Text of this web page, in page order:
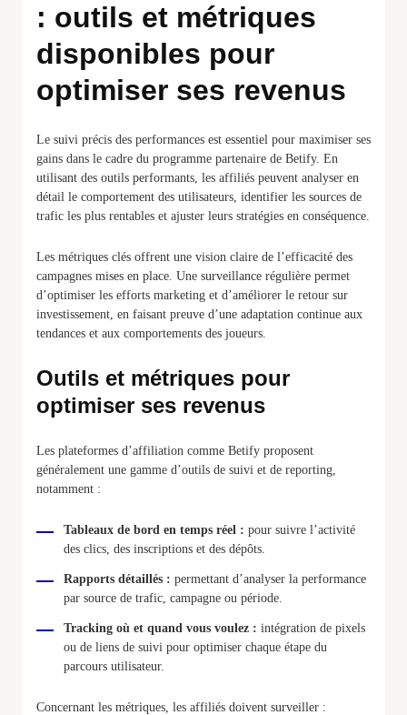
: outils et métriques
disponibles pour
optimiser ses revenus
Le suivi précis des performances est essentiel pour maximiser ses
gains dans le cadre du programme partenaire de Betify. En
utilisant des outils performants, les affiliés peuvent analyser en
détail le comportement des utilisateurs, identifier les sources de
trafic les plus rentables et ajuster leurs stratégies en conséquence.
Les métriques clés offrent une vision claire de l’efficacité des
campagnes mises en place. Une surveillance régulière permet
d’optimiser les efforts marketing et d’améliorer le retour sur
investissement, en faisant preuve d’une adaptation continue aux
tendances et aux comportements des joueurs.
Outils et métriques pour
optimiser ses revenus
Les plateformes d’affiliation comme Betify proposent
généralement une gamme d’outils de suivi et de reporting,
notamment :
Tableaux de bord en temps réel : pour suivre l’activité
des clics, des inscriptions et des dépôts.
Rapports détaillés : permettant d’analyser la performance
par source de trafic, campagne ou période.
Tracking où et quand vous voulez : intégration de pixels
ou de liens de suivi pour optimiser chaque étape du
parcours utilisateur.
Concernant les métriques, les affiliés doivent surveiller :